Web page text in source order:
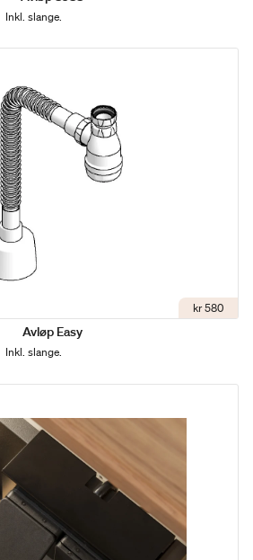
Inkl. slange.
kr 580
Avløp Easy
Inkl. slange.